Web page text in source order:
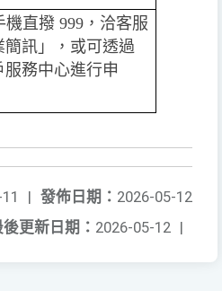
直撥 999，洽客服
訊」，或可透過
務中心進行申
發佈日期： 2026-05-12
|
後更新日期： 2026-05-12 |